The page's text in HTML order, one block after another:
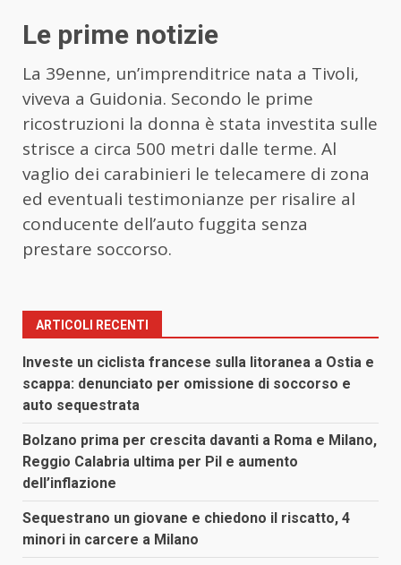
Le prime notizie
La 39enne, un’imprenditrice nata a Tivoli,
viveva a Guidonia. Secondo le prime
ricostruzioni la donna è stata investita sulle
strisce a circa 500 metri dalle terme. Al
vaglio dei carabinieri le telecamere di zona
ed eventuali testimonianze per risalire al
conducente dell’auto fuggita senza
prestare soccorso.
ARTICOLI RECENTI
Investe un ciclista francese sulla litoranea a Ostia e
scappa: denunciato per omissione di soccorso e
auto sequestrata
Bolzano prima per crescita davanti a Roma e Milano,
Reggio Calabria ultima per Pil e aumento
dell’inflazione
Sequestrano un giovane e chiedono il riscatto, 4
minori in carcere a Milano